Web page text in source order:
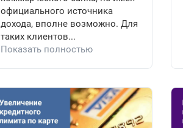
официального источника
дохода, вполне возможно. Для
таких клиентов...
Показать полностью